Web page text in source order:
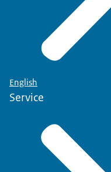
English
Service